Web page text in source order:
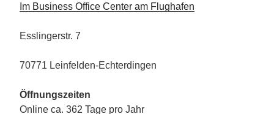
Im Business Office Center am Flughafen
Esslingerstr. 7
70771 Leinfelden-Echterdingen
Öffnungszeiten
Online ca. 362 Tage pro Jahr